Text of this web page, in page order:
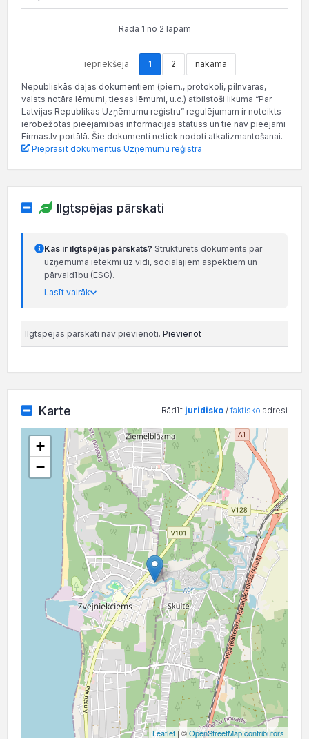
Rāda 1 no 2 lapām
iepriekšējā 1 2 nākamā
Nepubliskās daļas dokumentiem (piem., protokoli, pilnvaras,
valsts notāra lēmumi, tiesas lēmumi, u.c.) atbilstoši likuma “Par
Latvijas Republikas Uzņēmumu reģistru” regulējumam ir noteikts
ierobežotas pieejamības informācijas statuss un tie nav pieejami
Firmas.lv portālā. Šie dokumenti netiek nodoti atkalizmantošanai.
Pieprasīt dokumentus Uzņēmumu reģistrā
Ilgtspējas pārskati
Kas ir ilgtspējas pārskats? Strukturēts dokuments par
uzņēmuma ietekmi uz vidi, sociālajiem aspektiem un
pārvaldību (ESG).
Lasīt vairāk
Ilgtspējas pārskati nav pievienoti. Pievienot
Karte Rādīt juridisko /faktisko adresi
+
−
Leaflet | ©OpenStreetMap contributors